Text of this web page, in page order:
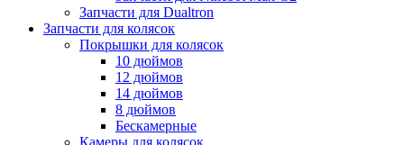
Запчасти для Dualtron
Запчасти для колясок
Покрышки для колясок
10 дюймов
12 дюймов
14 дюймов
8 дюймов
Бескамерные
Камеры для колясок